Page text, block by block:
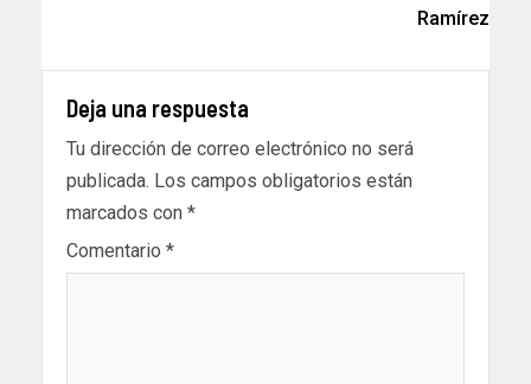
Ramírez
Deja una respuesta
Tu dirección de correo electrónico no será
publicada. Los campos obligatorios están
marcados con *
Comentario *